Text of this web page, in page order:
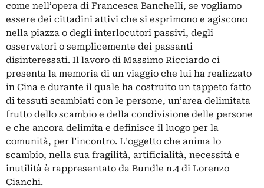
come nell’opera di Francesca Banchelli, se vogliamo
essere dei cittadini attivi che si esprimono e agiscono
nella piazza o degli interlocutori passivi, degli
osservatori o semplicemente dei passanti
disinteressati. Il lavoro di Massimo Ricciardo ci
presenta la memoria di un viaggio che lui ha realizzato
in Cina e durante il quale ha costruito un tappeto fatto
di tessuti scambiati con le persone, un’area delimitata
frutto dello scambio e della condivisione delle persone
e che ancora delimita e definisce il luogo per la
comunità, per l’incontro. L’oggetto che anima lo
scambio, nella sua fragilità, artificialità, necessità e
inutilità è rappresentato da Bundle n.4 di Lorenzo
Cianchi.